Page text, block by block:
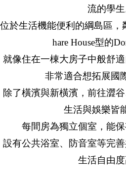
流的學生
位於生活機能便利的綱島區，
hare House型的
就像住在一棟大房子中般舒
非常適合想拓展國
除了橫濱與新橫濱，前往澀
生活與娛樂皆
每間房為獨立個室，能保
設有公共浴室、防音室等完
生活自由度